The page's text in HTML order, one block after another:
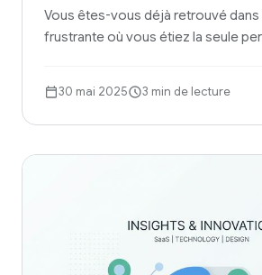
Vous êtes-vous déjà retrouvé dans
frustrante où vous étiez la seule
30 mai 2025 3 min de lecture